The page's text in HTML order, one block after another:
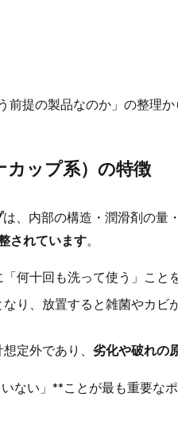
提の製品なのか」の整理か
ップ系）の特徴
は、内部の構造・潤滑剤の量
されています
何十回も洗って使う」こと
り、放置すると雑菌やカビ
定外であり、 劣化や破れの
ない」**ことが最も重要なポ